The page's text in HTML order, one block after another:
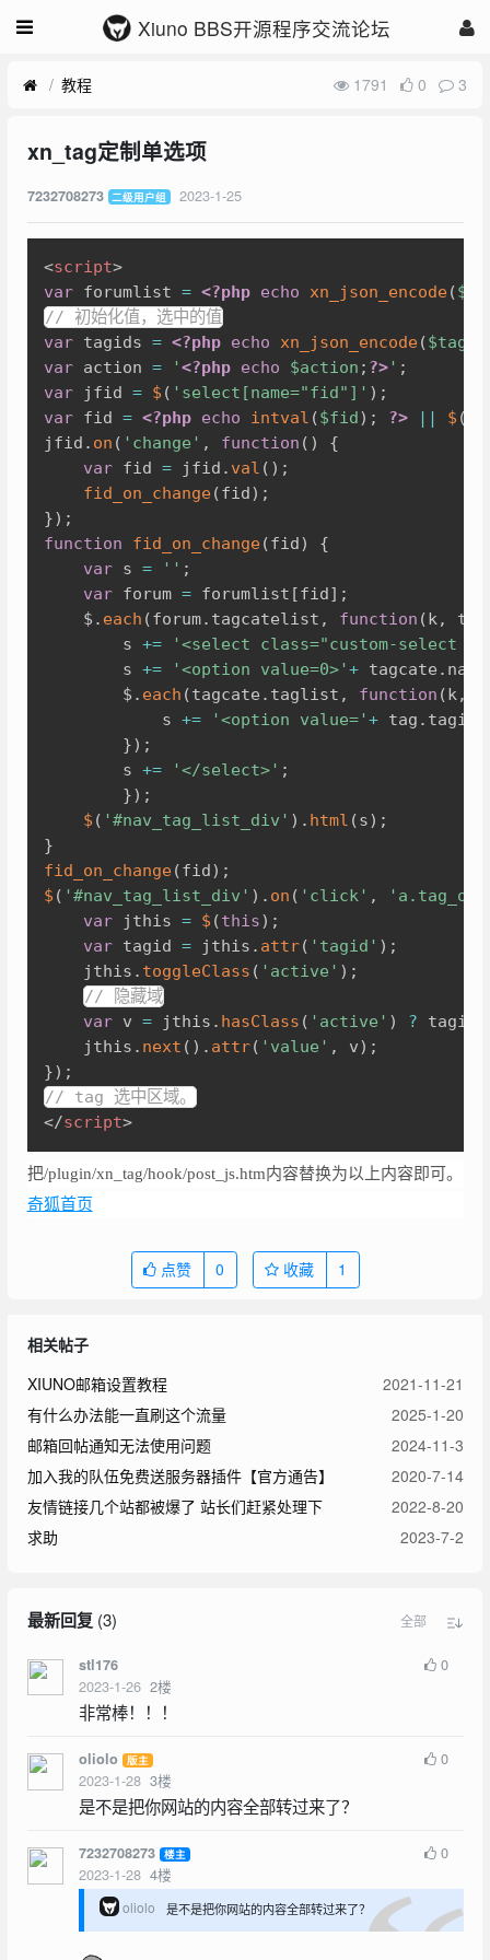
Xiuno BBS开源程序交流论坛
教程 1791 0 3
xn_tag定制单选项
7232708273 二级用户组 2023-1-25
<script>
var forumlist = <?php echo xn_json_encode(
// 初始化值，选中的值
var tagids = <?php echo xn_json_encode(
var action = ' <?php echo $action ; ?>' ;
var jfid = $ ( 'select[name="fid"]' ) ;
var fid = <?php echo intval ($fid) ; ?> || $ (
jfid . on ( 'change' , function ( )
{
var fid = jfid . val ( ) ;
fid_on_change(fid) ;
}) ;
function
fid_on_change(fid)
{
var s = '' ;
var forum = forumlist [fid] ;
	$
. each (forum. tagcatelist , function (k,
		s
+=
'<select class="custom-select
		s
+= '<option value=0>' + tagcate .
		$
. each (tagcate . taglist , function (k,
			s
+= '<option value=' + tag . tagid
}) ;
		s
+= '</select>' ;
}) ;
$ ( '#nav_tag_list_div' ) . html (s) ;
}
fid_on_change(fid) ;
$ ( '#nav_tag_list_div' ) . on ( 'click' ,
var jthis = $ (this) ;
var tagid = jthis . attr( 'tagid' ) ;
	jthis
. toggleClass ( 'active' ) ;
// 隐藏域
var v = jthis . hasClass ( 'active' ) ? tagid
	jthis
. next ( ) . attr( 'value' , v) ;
}) ;
// tag 选中区域。
</script>
把/plugin/xn_tag/hook/post_js.htm内容替换为以上内容即可。
奇狐首页
点赞 0 收藏 1
相关帖子
XIUNO邮箱设置教程
2021-11-21
有什么办法能一直刷这个流量
2025-1-20
邮箱回帖通知无法使用问题
2024-11-3
加入我的队伍免费送服务器插件【官方通告】
2020-7-14
友情链接几个站都被爆了 站长们赶紧处理下
2022-8-20
求助
2023-7-2
最新回复(3) 全部
stl176
2023-1-26 2楼
0
非常棒！！！
oliolo 版主
2023-1-28 3楼
0
是不是把你网站的内容全部转过来了？
7232708273 楼主
2023-1-28 4楼
0
oliolo 是不是把你网站的内容全部转过来了？